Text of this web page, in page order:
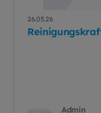
26.05.26
Admin